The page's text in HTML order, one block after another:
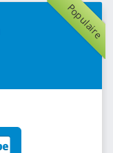
Populaire